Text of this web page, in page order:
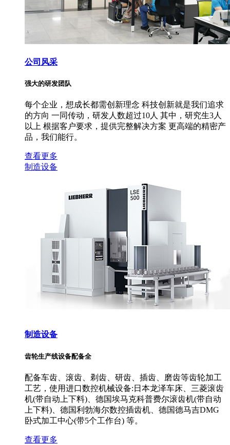
公司风采
强大的研发团队
每个企业，想成长都需创新理念 科技创新就是我们追求
的方向 一同传动，研发人数超过10人 其中，研究生3人
以上 根据客户要求，提供完整解决方案 更高端的精密产
品，我们能行。
查看更多
制造设备
制造设备
齿轮生产线设备配备全
配备车齿、滚齿、剃齿、研齿、插齿、磨齿等齿轮加工
工艺，使用进口数控机械设备:日本龙泽车床、三菱滚齿
机(带自动上下料)、德国埃马克科普费尔滚齿机(带自动
上下料)、德国利勃海尔数控插齿机、德国德马吉DMG
卧式加工中心(带5个工作台) 等。
查看更多